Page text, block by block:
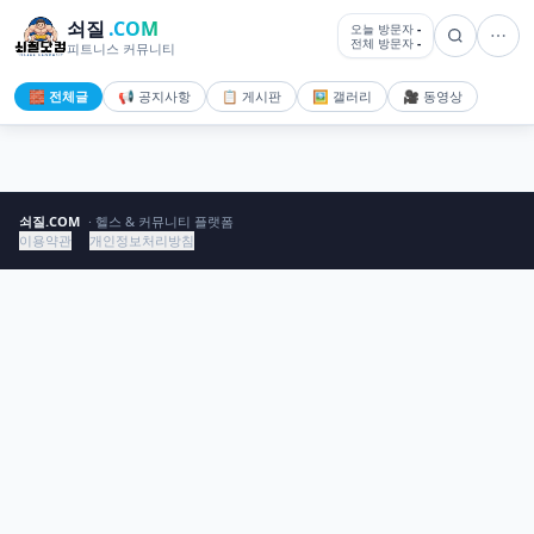
쇠질 .COM
피트니스 커뮤니티
오늘 방문자 -
전체 방문자 -
🧱 전체글 📢 공지사항 📋 게시판 🖼️ 갤러리 🎥 동영상
쇠질.COM · 헬스 & 커뮤니티 플랫폼
이용약관
개인정보처리방침